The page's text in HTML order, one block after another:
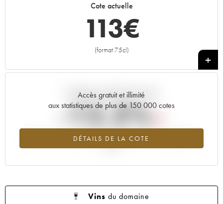
1999
1993
Cote actuelle
113€
(format 75cl)
+
Accès gratuit et illimité
aux statistiques de plus de 150 000 cotes
DÉTAILS DE LA COTE
Tendance actuelle de la cote
-12.2%
Tendance à la baisse du millésime 2007 en 2026 par rapport à
Vins du domaine